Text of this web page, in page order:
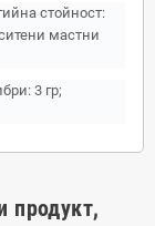
стойност:
мастни
3 гр;
продукт,